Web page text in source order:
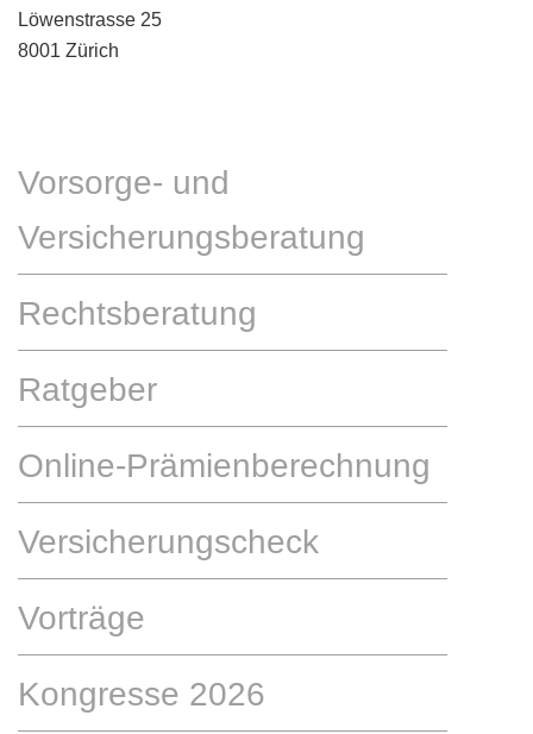
Löwenstrasse 25
8001 Zürich
Vorsorge- und
Versicherungsberatung
Rechtsberatung
Ratgeber
Online-Prämienberechnung
Versicherungscheck
Vorträge
Kongresse 2026